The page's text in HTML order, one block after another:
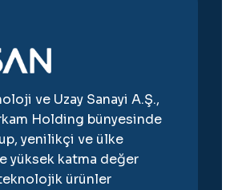
ve Uzay Sanayi A.Ş.,
Holding bünyesinde
yenilikçi ve ülke
yüksek katma değer
ürünler